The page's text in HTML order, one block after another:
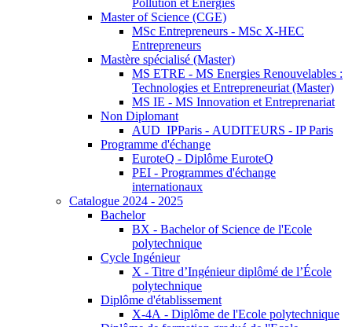
Pollution et Énergies
Master of Science (CGE)
MSc Entrepreneurs - MSc X-HEC
Entrepreneurs
Mastère spécialisé (Master)
MS ETRE - MS Energies Renouvelables :
Technologies et Entrepreneuriat (Master)
MS IE - MS Innovation et Entreprenariat
Non Diplomant
AUD_IPParis - AUDITEURS - IP Paris
Programme d'échange
EuroteQ - Diplôme EuroteQ
PEI - Programmes d'échange
internationaux
Catalogue 2024 - 2025
Bachelor
BX - Bachelor of Science de l'Ecole
polytechnique
Cycle Ingénieur
X - Titre d’Ingénieur diplômé de l’École
polytechnique
Diplôme d'établissement
X-4A - Diplôme de l'Ecole polytechnique